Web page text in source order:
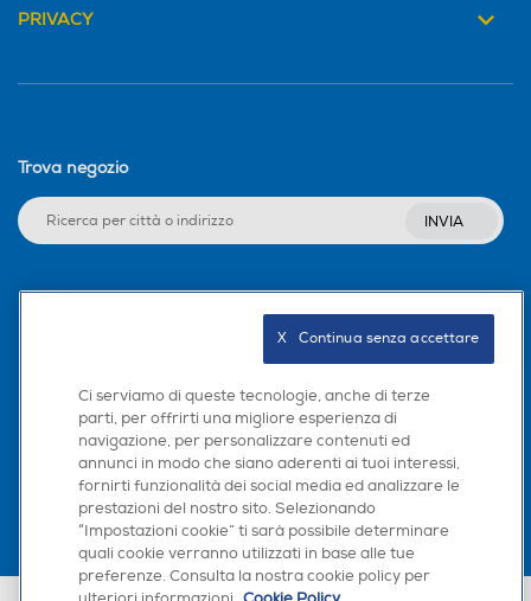
PRIVACY
Trova negozio
INVIA
Scarica la nostra app
Ci serviamo di queste tecnologie, anche di terze
parti, per offrirti una migliore esperienza di
navigazione, per personalizzare contenuti ed
annunci in modo che siano aderenti ai tuoi interessi,
fornirti funzionalità dei social media ed analizzare le
prestazioni del nostro sito. Selezionando
“Impostazioni cookie” ti sarà possibile determinare
quali cookie verranno utilizzati in base alle tue
preferenze. Consulta la nostra cookie policy per
X   Continua senza accettare